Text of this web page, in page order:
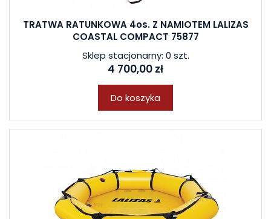
TRATWA RATUNKOWA 4os. Z NAMIOTEM LALIZAS
COASTAL COMPACT 75877
Sklep stacjonarny: 0 szt.
4 700,00 zł
Do koszyka